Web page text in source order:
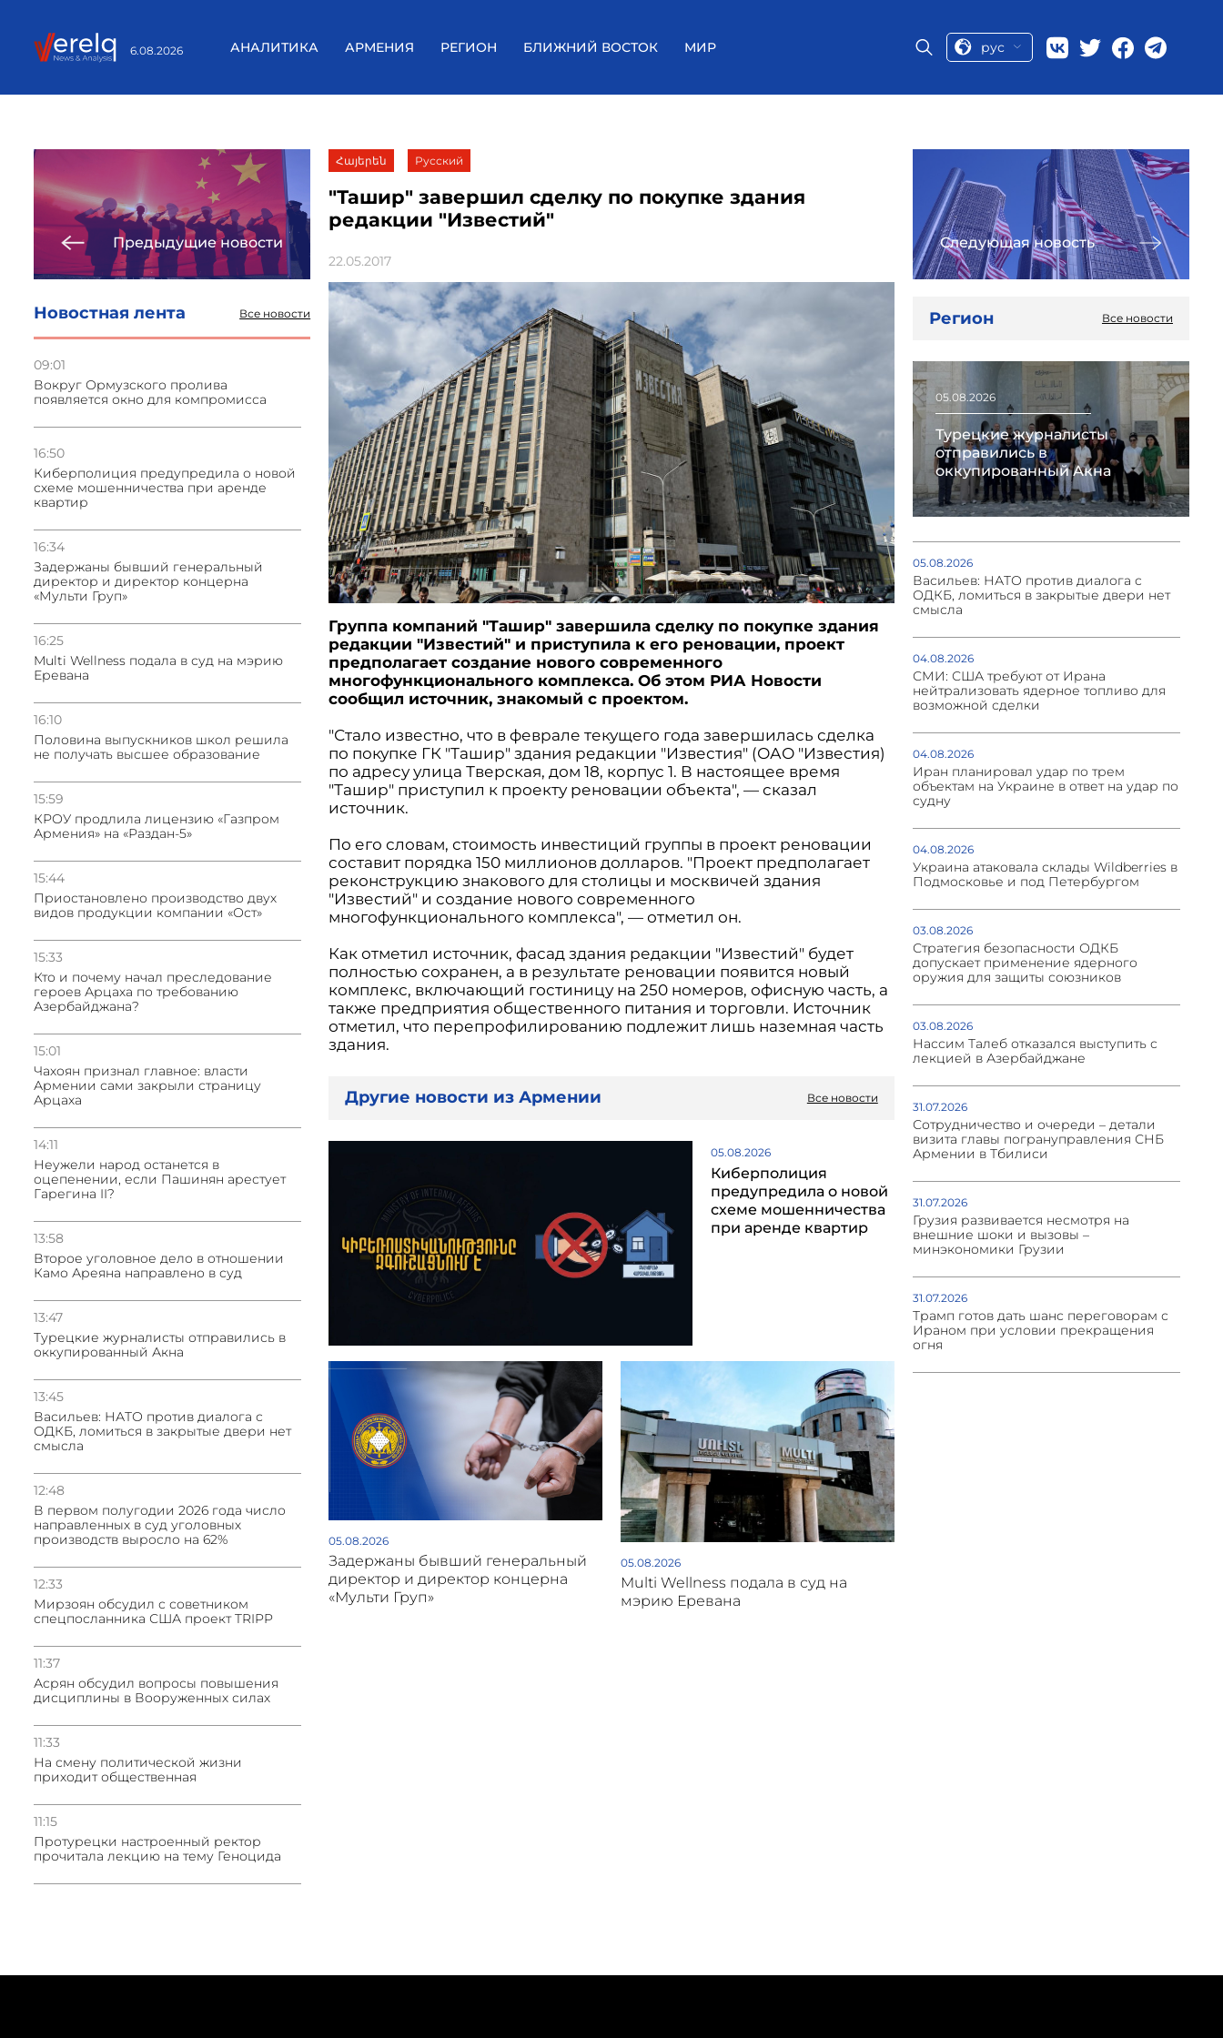
6.08.2026 АНАЛИТИКА АРМЕНИЯ РЕГИОН БЛИЖНИЙ ВОСТОК МИР рус
Предыдущие новости
Новостная лента Все новости
09:01
Вокруг Ормузского пролива
появляется окно для компромисса
16:50
Киберполиция предупредила о новой
схеме мошенничества при аренде
квартир
16:34
Задержаны бывший генеральный
директор и директор концерна
«Мульти Груп»
16:25
Multi Wellness подала в суд на мэрию
Еревана
16:10
Половина выпускников школ решила
не получать высшее образование
15:59
КРОУ продлила лицензию «Газпром
Армения» на «Раздан-5»
15:44
Приостановлено производство двух
видов продукции компании «Ост»
15:33
Кто и почему начал преследование
героев Арцаха по требованию
Азербайджана?
15:01
Чахоян признал главное: власти
Армении сами закрыли страницу
Арцаха
14:11
Неужели народ останется в
оцепенении, если Пашинян арестует
Гарегина II?
13:58
Второе уголовное дело в отношении
Камо Ареяна направлено в суд
13:47
Турецкие журналисты отправились в
оккупированный Акна
13:45
Васильев: НАТО против диалога с
ОДКБ, ломиться в закрытые двери нет
смысла
12:48
В первом полугодии 2026 года число
направленных в суд уголовных
производств выросло на 62%
12:33
Мирзоян обсудил с советником
спецпосланника США проект TRIPP
11:37
Асрян обсудил вопросы повышения
дисциплины в Вооруженных силах
11:33
На смену политической жизни
приходит общественная
11:15
Протурецки настроенный ректор
прочитала лекцию на тему Геноцида
Հայերեն Русский
"Ташир" завершил сделку по покупке здания
редакции "Известий"
22.05.2017
Группа компаний "Ташир" завершила сделку по покупке здания
редакции "Известий" и приступила к его реновации, проект
предполагает создание нового современного
многофункционального комплекса. Об этом РИА Новости
сообщил источник, знакомый с проектом.
"Стало известно, что в феврале текущего года завершилась сделка
по покупке ГК "Ташир" здания редакции "Известия" (ОАО "Известия)
по адресу улица Тверская, дом 18, корпус 1. В настоящее время
"Ташир" приступил к проекту реновации объекта", — сказал
источник.
По его словам, стоимость инвестиций группы в проект реновации
составит порядка 150 миллионов долларов. "Проект предполагает
реконструкцию знакового для столицы и москвичей здания
"Известий" и создание нового современного
многофункционального комплекса", — отметил он.
Как отметил источник, фасад здания редакции "Известий" будет
полностью сохранен, а в результате реновации появится новый
комплекс, включающий гостиницу на 250 номеров, офисную часть, а
также предприятия общественного питания и торговли. Источник
отметил, что перепрофилированию подлежит лишь наземная часть
здания.
Другие новости из Армении Все новости
05.08.2026
Киберполиция
предупредила о новой
схеме мошенничества
при аренде квартир
05.08.2026
Задержаны бывший генеральный
директор и директор концерна
«Мульти Груп»
05.08.2026
Multi Wellness подала в суд на
мэрию Еревана
Следующая новость
Регион Все новости
05.08.2026
Турецкие журналисты
отправились в
оккупированный Акна
05.08.2026
Васильев: НАТО против диалога с
ОДКБ, ломиться в закрытые двери нет
смысла
04.08.2026
СМИ: США требуют от Ирана
нейтрализовать ядерное топливо для
возможной сделки
04.08.2026
Иран планировал удар по трем
объектам на Украине в ответ на удар по
судну
04.08.2026
Украина атаковала склады Wildberries в
Подмосковье и под Петербургом
03.08.2026
Стратегия безопасности ОДКБ
допускает применение ядерного
оружия для защиты союзников
03.08.2026
Нассим Талеб отказался выступить с
лекцией в Азербайджане
31.07.2026
Сотрудничество и очереди – детали
визита главы погрануправления СНБ
Армении в Тбилиси
31.07.2026
Грузия развивается несмотря на
внешние шоки и вызовы –
минэкономики Грузии
31.07.2026
Трамп готов дать шанс переговорам с
Ираном при условии прекращения
огня